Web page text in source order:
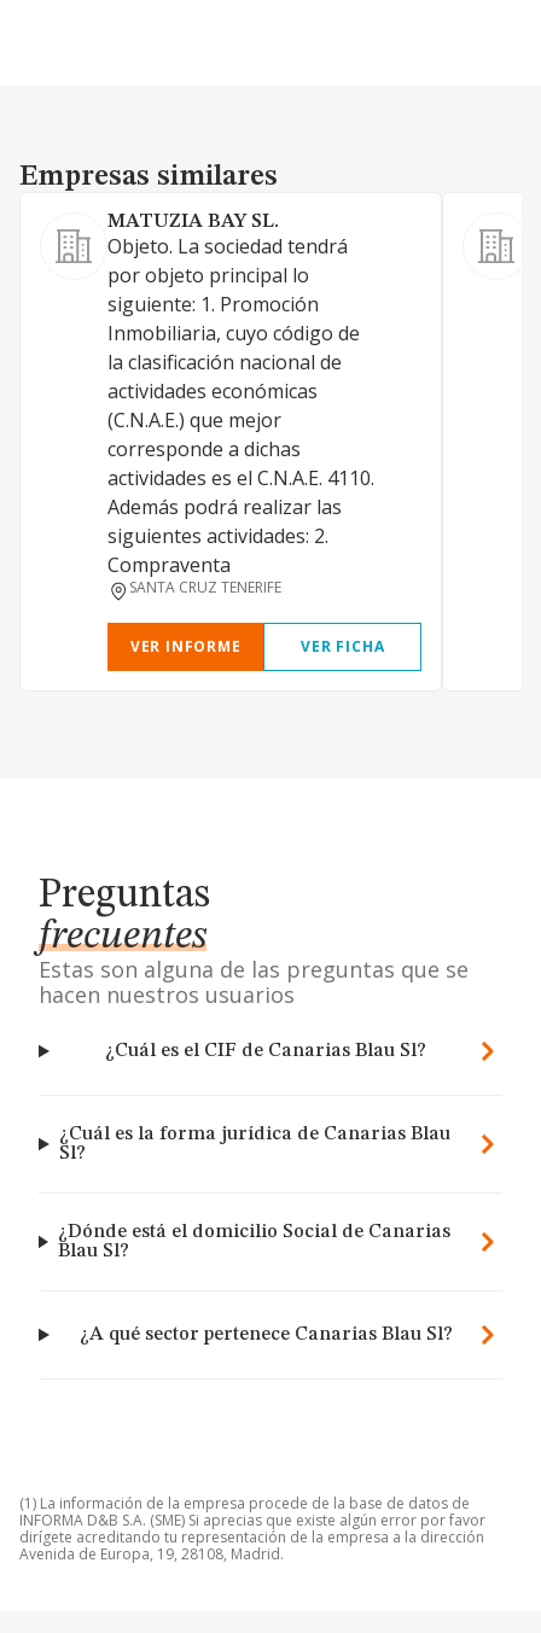
Empresas similares
Empresas similares
MATUZIA BAY SL.
Objeto. La sociedad tendrá
por objeto principal lo
siguiente: 1. Promoción
Inmobiliaria, cuyo código de
la clasificación nacional de
actividades económicas
(C.N.A.E.) que mejor
corresponde a dichas
actividades es el C.N.A.E. 4110.
Además podrá realizar las
siguientes actividades: 2.
Compraventa
SANTA CRUZ TENERIFE
VER INFORME VER FICHA
Preguntas
frecuentes
Estas son alguna de las preguntas que se
hacen nuestros usuarios
¿Cuál es el CIF de Canarias Blau Sl?
¿Cuál es la forma jurídica de Canarias Blau
Sl?
¿Dónde está el domicilio Social de Canarias
Blau Sl?
¿A qué sector pertenece Canarias Blau Sl?
(1) La información de la empresa procede de la base de datos de
INFORMA D&B S.A. (SME) Si aprecias que existe algún error por favor
dirígete acreditando tu representación de la empresa a la dirección
Avenida de Europa, 19, 28108, Madrid.